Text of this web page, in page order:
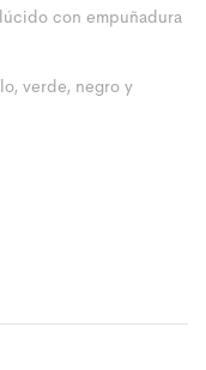
con empuñadura
verde, negro y